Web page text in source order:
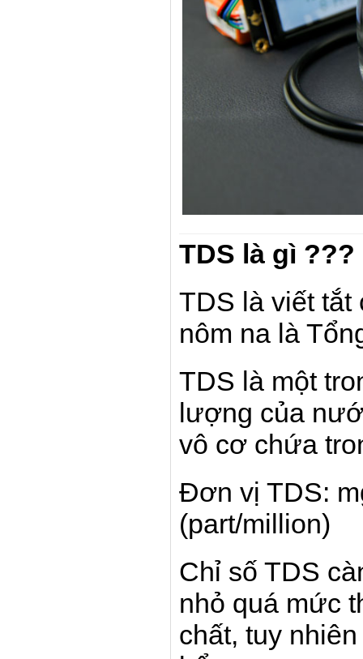
TDS là gì ???
TDS là viết tắt
nôm na là
TDS là một
lượng của
vô cơ chứa
Đơn vị TDS:
(part/million)
Chỉ số TDS
nhỏ quá mức
chất, tuy